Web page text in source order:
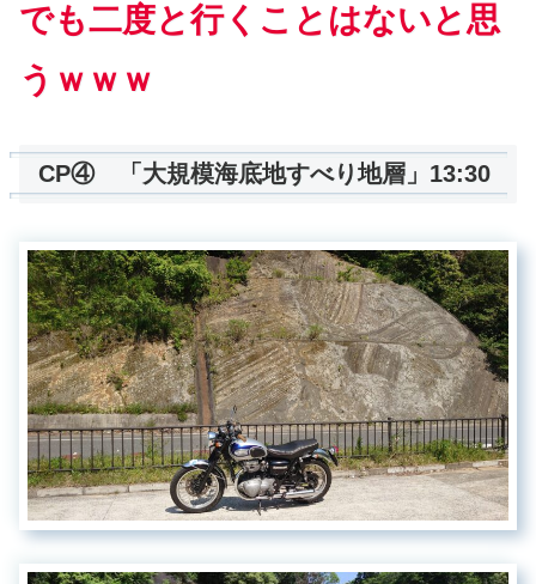
でも二度と行くことはないと思
うｗｗｗ
CP④ 「大規模海底地すべり地層」13:30